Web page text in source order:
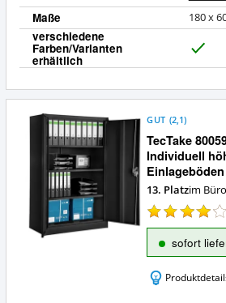
Maße 180 x
verschiedene
Farben/Varianten
erhältlich
a
TecTake
Individuell
Einlageböden
GUT (2,1)
13. Platzim
sofort